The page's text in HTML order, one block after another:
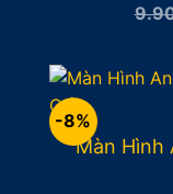
-8%
Màn Hình